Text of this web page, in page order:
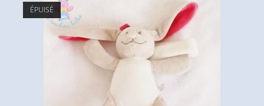
ÉPUISÉ